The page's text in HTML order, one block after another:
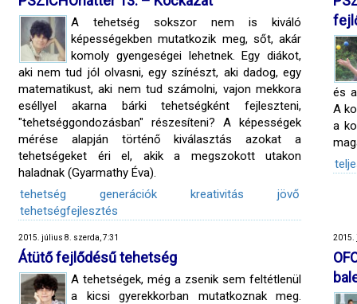
A tehetség sokszor nem is kiváló
képességekben mutatkozik meg, sőt, akár
komoly gyengeségei lehetnek. Egy diákot,
aki nem tud jól olvasni, egy színészt, aki dadog, egy
matematikust, aki nem tud számolni, vajon mekkora
eséllyel akarna bárki tehetségként fejleszteni,
"tehetséggondozásban" részesíteni? A képességek
mérése alapján történő kiválasztás azokat a
tehetségeket éri el, akik a megszokott utakon
haladnak (Gyarmathy Éva).
tehetség
generációk kreativitás
jövő
tehetségfejlesztés
és
A
a
2015. július 8. szerda, 7:31
Átütő fejlődésű tehetség
A tehetségek, még a zsenik sem feltétlenül
a kicsi gyerekkorban mutatkoznak meg.
2015.